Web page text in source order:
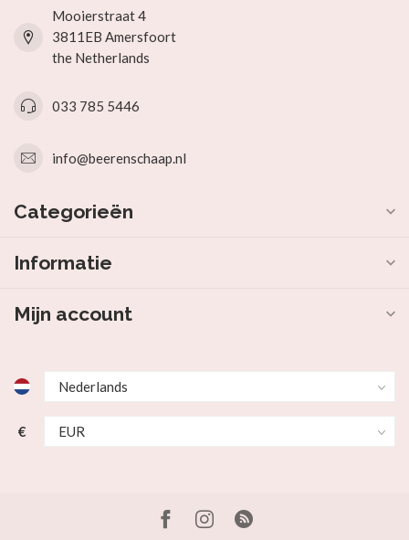
Mooierstraat 4
3811EB Amersfoort
the Netherlands
033 785 5446
info@beerenschaap.nl
Categorieën
Informatie
Mijn account
€